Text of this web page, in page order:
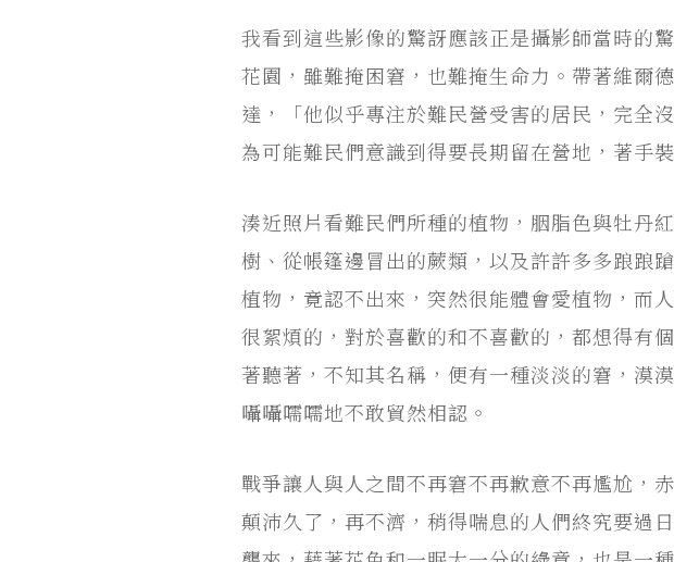
我看到這些影像的驚訝應該正是攝影師當時的
花園，雖難掩困窘，也難掩生命力。帶著維爾
達，「他似乎專注於難民營受害的居民，完全
為可能難民們意識到得要長期留在營地，著手
湊近照片看難民們所種的植物，胭脂色與牡丹
樹、從帳篷邊冒出的蕨類，以及許許多多踉
植物，竟認不出來，突然很能體會愛植物，而
很絮煩的，對於喜歡的和不喜歡的，都想得有
著聽著，不知其名稱，便有一種淡淡的窘，
囁囁嚅嚅地不敢貿然相認。
戰爭讓人與人之間不再窘不再歉意不再尷尬，
顛沛久了，再不濟，稍得喘息的人們終究要過